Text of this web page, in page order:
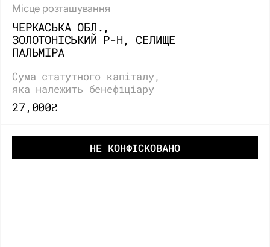
Місце розташування
ЧЕРКАСЬКА ОБЛ.,
ЗОЛОТОНІСЬКИЙ Р-Н, СЕЛИЩЕ
ПАЛЬМІРА
Сума статутного капіталу,
яка належить бенефіціару
27,000₴
НЕ КОНФІСКОВАНО